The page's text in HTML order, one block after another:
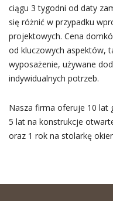
ciągu 3 tygodni od daty
się różnić w przypadku
projektowych. Cena
od kluczowych aspektów,
wyposażenie, używane
indywidualnych potrzeb.
Nasza firma oferuje 10 lat
5 lat na konstrukcje
oraz 1 rok na stolarkę